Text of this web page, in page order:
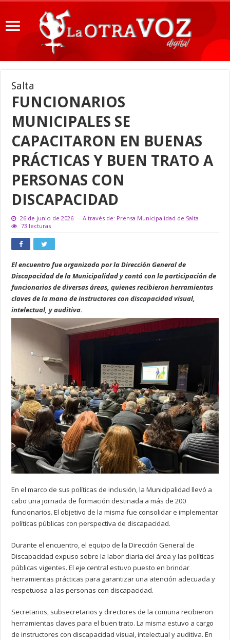
Salta
FUNCIONARIOS
MUNICIPALES SE
CAPACITARON EN BUENAS
PRÁCTICAS Y BUEN TRATO A
PERSONAS CON
DISCAPACIDAD
26 de junio de 2026
A través de: Prensa Municipalidad de Salta
73 lecturas
El encuentro fue organizado por la Dirección General de
Discapacidad de la Municipalidad y contó con la participación de
funcionarios de diversas áreas, quienes recibieron herramientas
claves de la mano de instructores con discapacidad visual,
intelectual, y auditiva.
En el marco de sus políticas de inclusión, la Municipalidad llevó a
cabo una jornada de formación destinada a más de 200
funcionarios. El objetivo de la misma fue consolidar e implementar
políticas públicas con perspectiva de discapacidad.
Durante el encuentro, el equipo de la Dirección General de
Discapacidad expuso sobre la labor diaria del área y las políticas
públicas vigentes. El eje central estuvo puesto en brindar
herramientas prácticas para garantizar una atención adecuada y
respetuosa a las personas con discapacidad.
Secretarios, subsecretarios y directores de la comuna recibieron
herramientas claves para el buen trato. La misma estuvo a cargo
de instructores con discapacidad visual, intelectual y auditiva. En